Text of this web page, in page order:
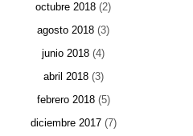
octubre 2018 (2)
agosto 2018 (3)
junio 2018 (4)
abril 2018(3)
febrero 2018(5)
diciembre 2017(7)